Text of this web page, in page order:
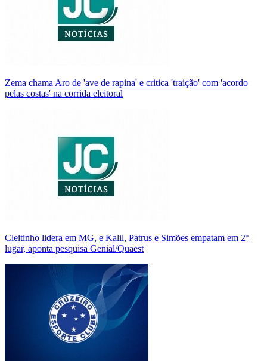
Zema chama Aro de 'ave de rapina' e critica 'traição' com 'acordo
pelas costas' na corrida eleitoral
Cleitinho lidera em MG, e Kalil, Patrus e Simões empatam em 2º
lugar, aponta pesquisa Genial/Quaest